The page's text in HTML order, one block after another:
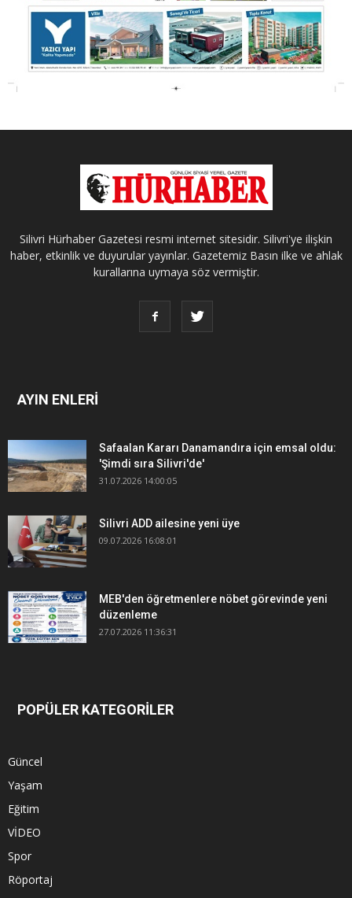
Silivri Hürhaber Gazetesi resmi internet sitesidir. Silivri'ye ilişkin
haber, etkinlik ve duyurular yayınlar. Gazetemiz Basın ilke ve ahlak
kurallarına uymaya söz vermiştir.
AYIN ENLERİ
Safaalan Kararı Danamandıra için emsal oldu:
'Şimdi sıra Silivri'de'
31.07.2026 14:00:05
Silivri ADD ailesine yeni üye
09.07.2026 16:08:01
MEB'den öğretmenlere nöbet görevinde yeni
düzenleme
27.07.2026 11:36:31
POPÜLER KATEGORİLER
Güncel
Yaşam
Eğitim
VİDEO
Spor
Röportaj